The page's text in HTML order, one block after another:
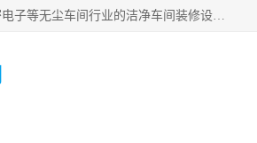
从事各种实验室、手术室、医院、食品、化妆品、制药、医疗器械、光学、半导体、精密电子等无尘车间行业的洁净车间装修设计、净化设备、恒温恒湿空调的设计制作与安装、净化系统工程项目施工及其技术支持服务。